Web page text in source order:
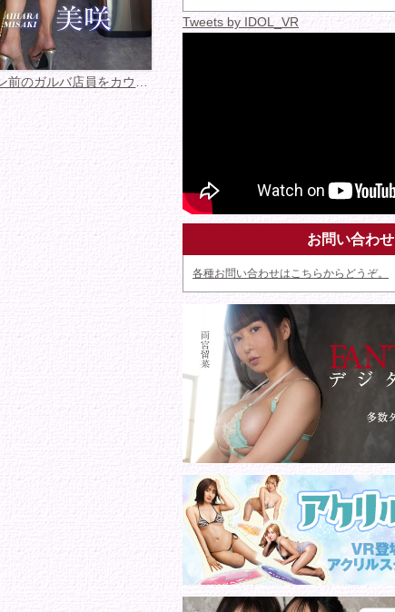
すきま時間〜オープン前のガルバ店員をカウンター...
Tweets by IDOL_VR
お問い合わせ
各種お問い合わせはこちらからどうぞ。